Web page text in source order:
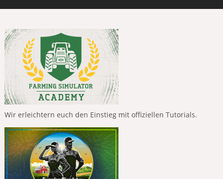
Wir erleichtern euch den Einstieg mit offiziellen Tutorials.